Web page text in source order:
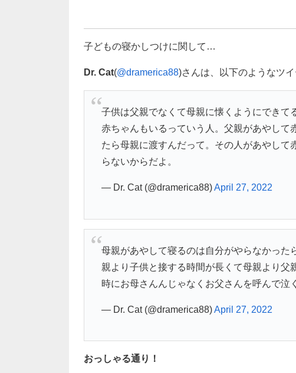
子どもの寝かしつけに関して…
Dr. Cat(@dramerica88)さんは、以下のようなツイ
子供は父親でなくて母親に懐くようにできて
赤ちゃんもいるっていう人。父親があやして
たら母親に渡すんだって。その人があやし
らないからだよ。
— Dr. Cat (@dramerica88)April 27, 2022
母親があやして寝るのは自分がやらなかっ
親より子供と接する時間が長くて母親より父
時にお母さんんじゃなくお父さんを呼んで泣
— Dr. Cat (@dramerica88)April 27, 2022
おっしゃる通り！